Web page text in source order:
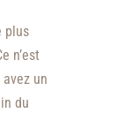
plus
n’est
un
du